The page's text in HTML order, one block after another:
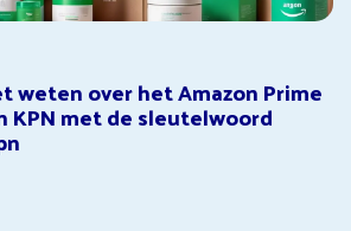
weten over het Amazon Prime
KPN met de sleutelwoord